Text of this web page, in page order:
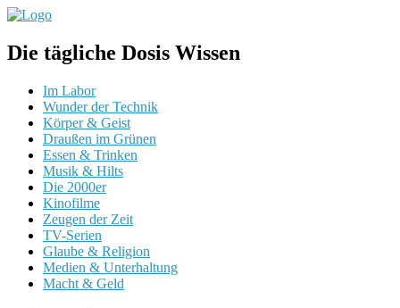
Die tägliche Dosis Wissen
Im Labor
Wunder der Technik
Körper & Geist
Draußen im Grünen
Essen & Trinken
Musik & Hilts
Die 2000er
Kinofilme
Zeugen der Zeit
TV-Serien
Glaube & Religion
Medien & Unterhaltung
Macht & Geld